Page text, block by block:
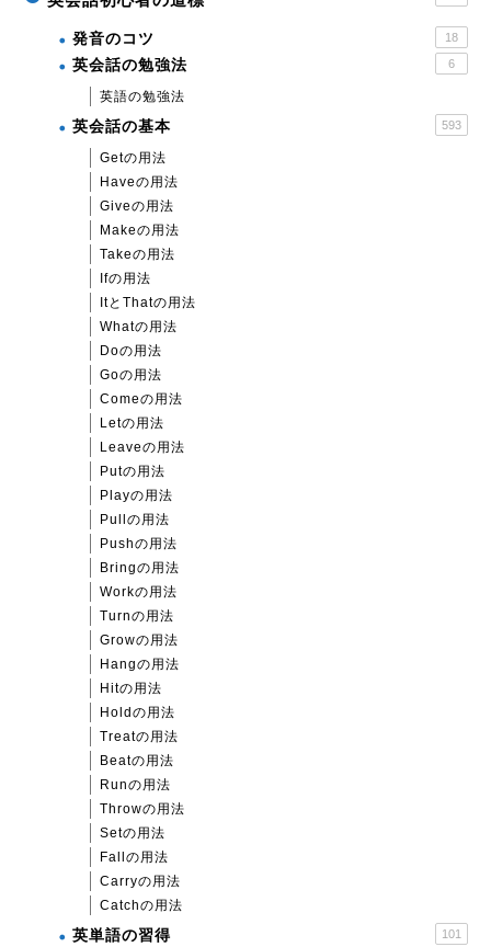
発音のコツ 18
英会話の勉強法 6
英語の勉強法
英会話の基本 593
Getの用法
Haveの用法
Giveの用法
Makeの用法
Takeの用法
Ifの用法
ItとThatの用法
Whatの用法
Doの用法
Goの用法
Comeの用法
Letの用法
Leaveの用法
Putの用法
Playの用法
Pullの用法
Pushの用法
Bringの用法
Workの用法
Turnの用法
Growの用法
Hangの用法
Hitの用法
Holdの用法
Treatの用法
Beatの用法
Runの用法
Throwの用法
Setの用法
Fallの用法
Carryの用法
Catchの用法
英単語の習得 101